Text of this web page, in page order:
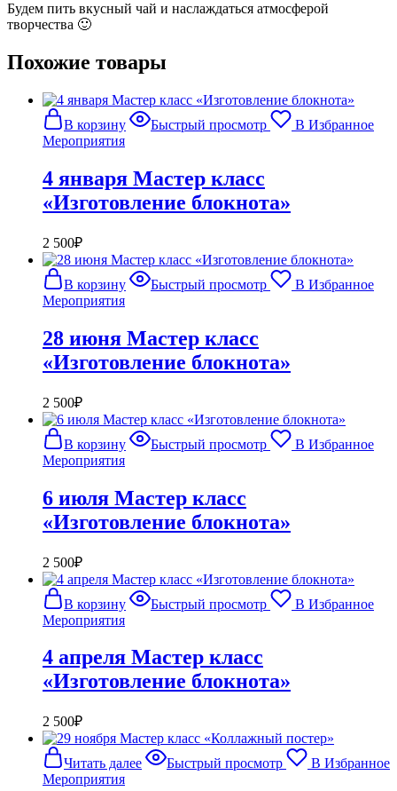
Будем пить вкусный чай и наслаждаться атмосферой
творчества 🙂
Похожие товары
В корзину Быстрый просмотр
В Избранное
Мероприятия
4 января Мастер класс
«Изготовление блокнота»
2 500₽
В корзину Быстрый просмотр
В Избранное
Мероприятия
28 июня Мастер класс
«Изготовление блокнота»
2 500₽
В корзину Быстрый просмотр
В Избранное
Мероприятия
6 июля Мастер класс
«Изготовление блокнота»
2 500₽
В корзину Быстрый просмотр
В Избранное
Мероприятия
4 апреля Мастер класс
«Изготовление блокнота»
2 500₽
Читать далее Быстрый просмотр
В Избранное
Мероприятия